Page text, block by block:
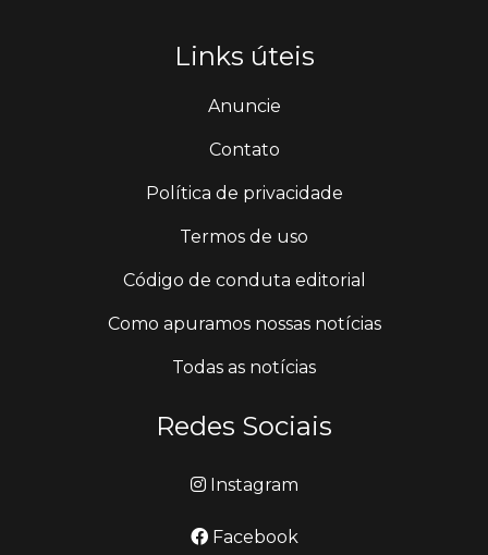
Links úteis
Anuncie
Contato
Política de privacidade
Termos de uso
Código de conduta editorial
Como apuramos nossas notícias
Todas as notícias
Redes Sociais
Instagram
Facebook